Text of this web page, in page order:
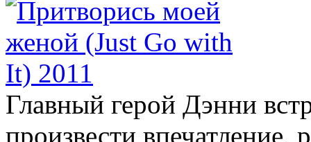
Главный герой Дэнни
произвести впечатление,